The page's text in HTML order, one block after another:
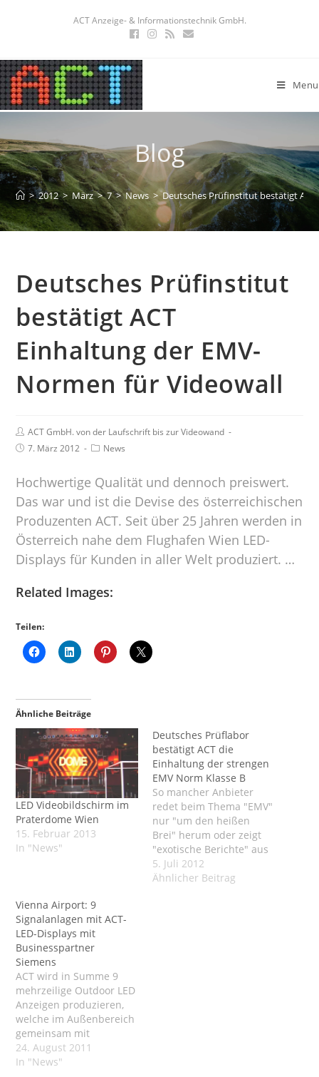
ACT Anzeige- & Informationstechnik GmbH.
Menu
Blog
> 2012 > März > 7 > News > Deutsches Prüfinstitut bestätigt
Deutsches Prüfinstitut
bestätigt ACT
Einhaltung der EMV-
Normen für Videowall
ACT GmbH. von der Laufschrift bis zur Videowand
7. März 2012
News
Hochwertige Qualität und dennoch preiswert.
Das war und ist die Devise des österreichischen
Produzenten ACT. Seit über 25 Jahren werden in
Österreich nahe dem Flughafen Wien LED-
Displays für Kunden in aller Welt produziert. …
Related Images:
Teilen:
Ähnliche Beiträge
LED Videobildschirm im
Praterdome Wien
15. Februar 2013
In "News"
Deutsches Prüflabor
bestätigt ACT die
Einhaltung der strengen
EMV Norm Klasse B
So mancher Anbieter
redet beim Thema "EMV"
nur "um den heißen
Brei" herum oder zeigt
"exotische Berichte" aus
fernen Ländern, welche
dokumentieren sollen,
5. Juli 2012
Ähnlicher Beitrag
Vienna Airport: 9
Signalanlagen mit ACT-
LED-Displays mit
Businesspartner
Siemens
ACT wird in Summe 9
mehrzeilige Outdoor LED
Anzeigen produzieren,
welche im Außenbereich
gemeinsam mit
Ampelanlagen über
Business-Partner
24. August 2011
In "News"